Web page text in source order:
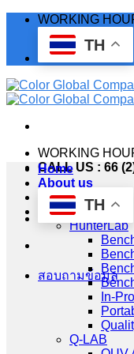
Skip
WORKING
TH
WORKING
CALL US : 66
TH
สอบถามข้อมูล
Home
About us
Industry
Products
HunterLab
In-
Q-LAB